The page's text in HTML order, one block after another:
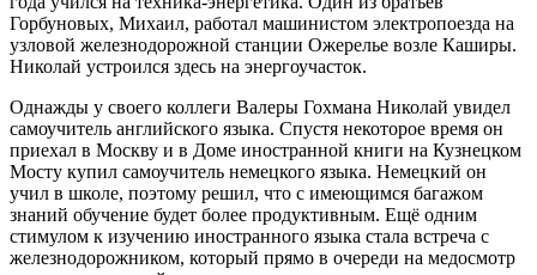
Горбуновых, Михаил, работал машинистом электропоезда на
узловой железнодорожной станции Ожерелье возле Каширы.
Николай устроился здесь на энергоучасток.
Однажды у своего коллеги Валеры Гохмана Николай увидел
самоучитель английского языка. Спустя некоторое время он
приехал в Москву и в Доме иностранной книги на Кузнецком
Мосту купил самоучитель немецкого языка. Немецкий он
учил в школе, поэтому решил, что с имеющимся багажом
знаний обучение будет более продуктивным. Ещё одним
стимулом к изучению иностранного языка стала встреча с
железнодорожником, который прямо в очереди на медосмотр